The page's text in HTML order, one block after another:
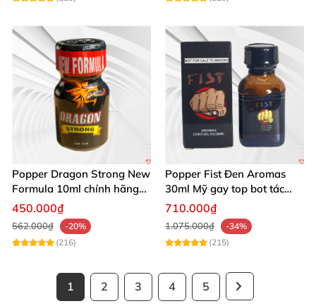
Popper Dragon Strong New
Formula 10ml chính hãng
Mỹ dành cho Top Bot
450.000₫
562.000₫
-20%
(216)
Popper Fist Đen Aromas
30ml Mỹ gay top bot tác
dụng mạnh
710.000₫
1.075.000₫
-34%
(215)
1 2 3 4 5